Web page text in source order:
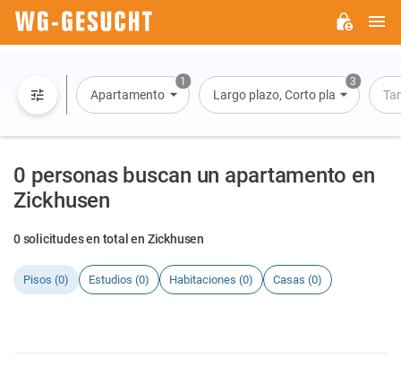
1
Apartamento
3
Largo plazo, Corto plazo, Alquiler
0 personas buscan un apartamento en
Zickhusen
0 solicitudes en total en Zickhusen
Pisos (0) Estudios (0) Habitaciones (0) Casas (0)